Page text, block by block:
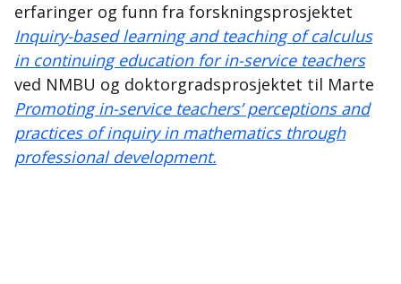
erfaringer og funn fra forskningsprosjektet
Inquiry-based learning and teaching of calculus
in continuing education for in-service teachers
ved NMBU og doktorgradsprosjektet til Marte
Promoting in-service teachers’ perceptions and
practices of inquiry in mathematics through
professional development.